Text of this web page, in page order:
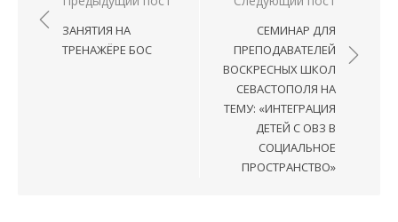
по
записям
ЗАНЯТИЯ НА
ТРЕНАЖЁРЕ БОС
СЕМИНАР ДЛЯ
ПРЕПОДАВАТЕЛЕЙ
ВОСКРЕСНЫХ ШКОЛ
СЕВАСТОПОЛЯ НА
ТЕМУ: «ИНТЕГРАЦИЯ
ДЕТЕЙ С ОВЗ В
СОЦИАЛЬНОЕ
ПРОСТРАНСТВО»